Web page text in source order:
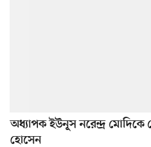
অধ্যাপক ইউনূস নরেন্দ্র
হোসেন